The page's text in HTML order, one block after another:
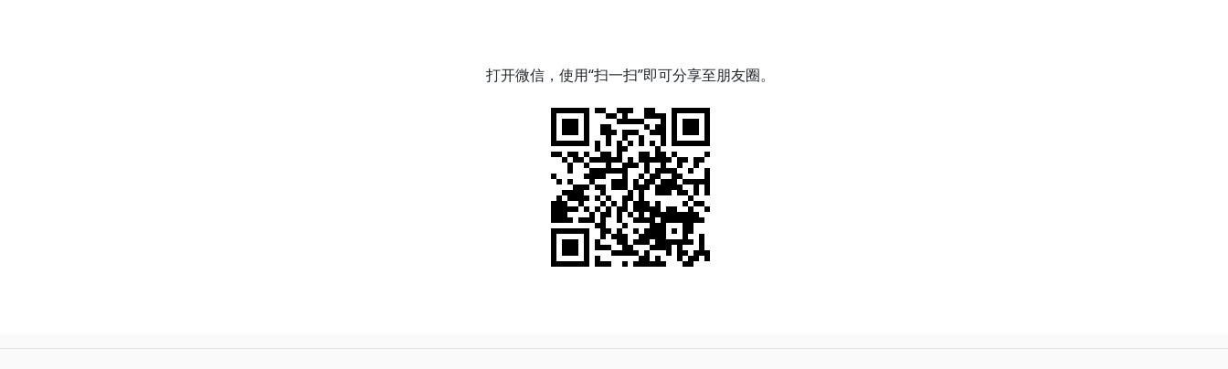
打开微信，使用“扫一扫”即可分享至朋友圈。